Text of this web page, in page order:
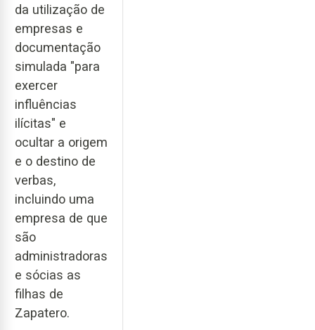
da utilização de
empresas e
documentação
simulada "para
exercer
influências
ilícitas" e
ocultar a origem
e o destino de
verbas,
incluindo uma
empresa de que
são
administradoras
e sócias as
filhas de
Zapatero.